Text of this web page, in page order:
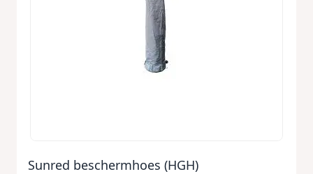
Sunred beschermhoes (HGH)